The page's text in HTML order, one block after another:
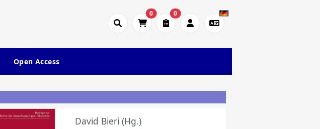
0 0
Open Access
David Bieri (Hg.)